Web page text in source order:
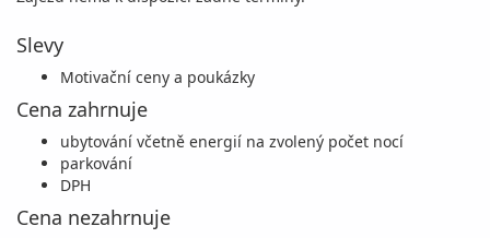
Slevy
Motivační ceny a poukázky
Cena zahrnuje
ubytování včetně energií na zvolený počet nocí
parkování
DPH
Cena nezahrnuje